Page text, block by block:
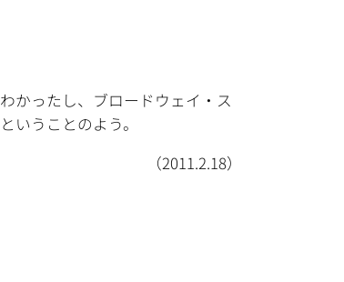
かったし、ブロードウェイ・ス
いうことのよう。
（2011.2.18）